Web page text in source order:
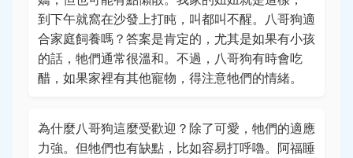
到下午就窩在沙發上打盹，叫都叫不醒。八哥狗適
合家庭飼養嗎？答案是肯定的，尤其是如果有小孩
的話，牠們通常很溫和。不過，八哥狗有時會吃
醋，如果家裡有其他寵物，得注意牠們的情緒。
為什麼八哥狗這麼受歡迎？除了可愛，牠們的適應
力強。但牠們也有缺點，比如容易打呼嚕。阿福睡